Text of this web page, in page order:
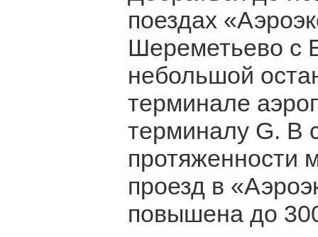
поездах
Шереметьево с
небольшой
терминале
терминалу G. В
протяженности
проезд в
повышена до